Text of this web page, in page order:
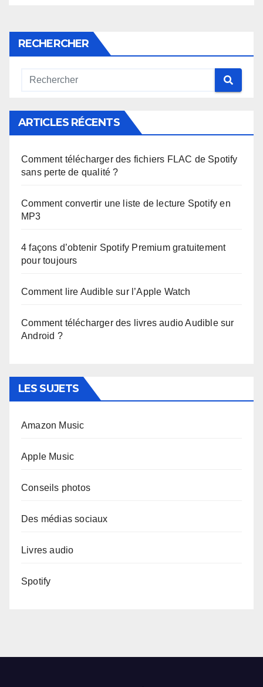
RECHERCHER
ARTICLES RÉCENTS
Comment télécharger des fichiers FLAC de Spotify
sans perte de qualité ?
Comment convertir une liste de lecture Spotify en
MP3
4 façons d’obtenir Spotify Premium gratuitement
pour toujours
Comment lire Audible sur l’Apple Watch
Comment télécharger des livres audio Audible sur
Android ?
LES SUJETS
Amazon Music
Apple Music
Conseils photos
Des médias sociaux
Livres audio
Spotify